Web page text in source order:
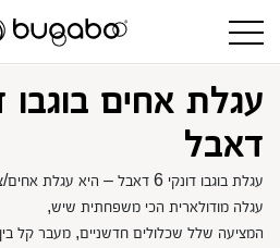
דאבל
עגלת בוגבו דונקי 6 דאבל – היא
עגלה מודולארית הכי משפחתית שיש,
המציעה שלל שכלולים חדשניים, מעבר קל בין